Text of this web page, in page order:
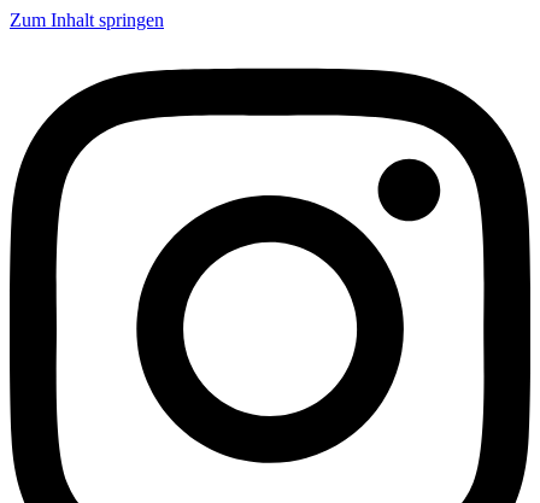
Zum Inhalt springen